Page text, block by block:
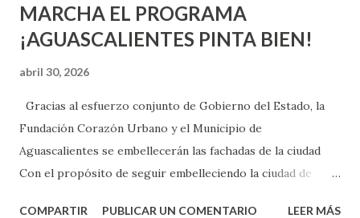
MARCHA EL PROGRAMA
¡AGUASCALIENTES PINTA BIEN!
abril 30, 2026
Gracias al esfuerzo conjunto de Gobierno del Estado, la
Fundación Corazón Urbano y el Municipio de
Aguascalientes se embellecerán las fachadas de la ciudad
Con el propósito de seguir embelleciendo la ciudad de
COMPARTIR PUBLICAR UN COMENTARIO LEER MÁS